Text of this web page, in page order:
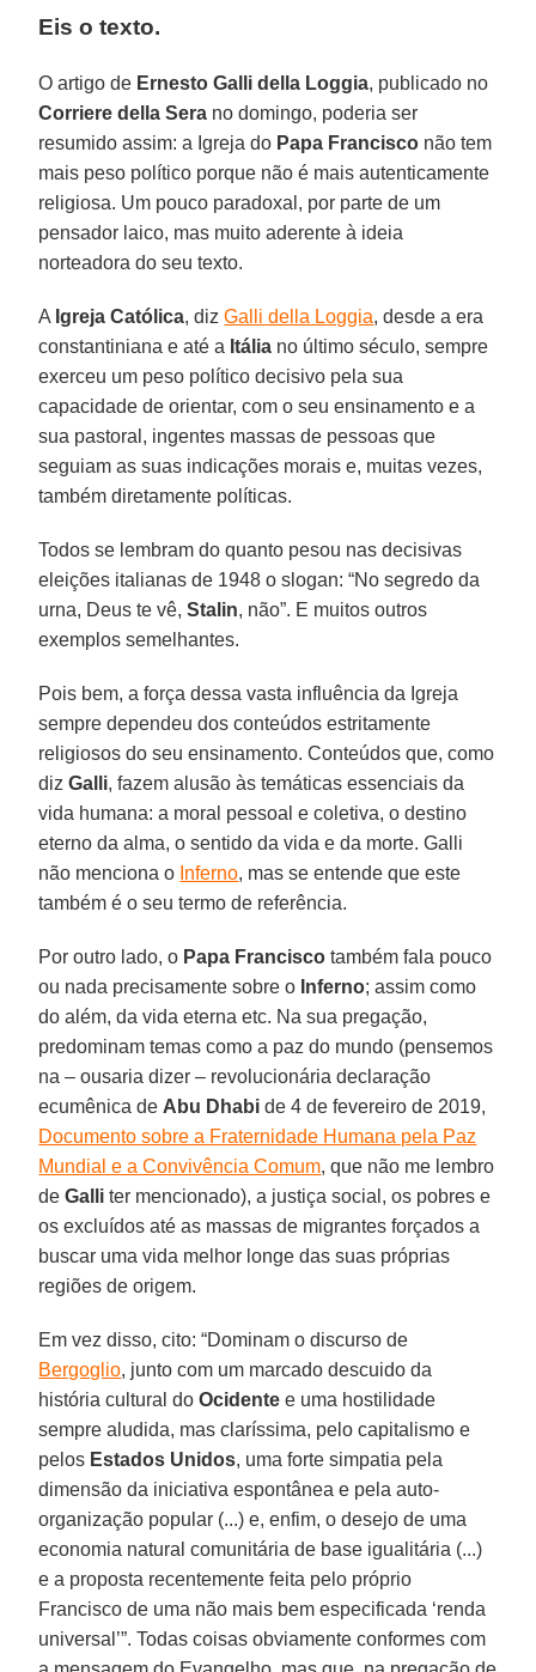
Eis o texto.
O artigo de Ernesto Galli della Loggia, publicado no
Corriere della Sera no domingo, poderia ser
resumido assim: a Igreja do Papa Francisco não tem
mais peso político porque não é mais autenticamente
religiosa. Um pouco paradoxal, por parte de um
pensador laico, mas muito aderente à ideia
norteadora do seu texto.
A Igreja Católica, dizGalli della Loggia, desde a era
constantiniana e até a Itália no último século, sempre
exerceu um peso político decisivo pela sua
capacidade de orientar, com o seu ensinamento e a
sua pastoral, ingentes massas de pessoas que
seguiam as suas indicações morais e, muitas vezes,
também diretamente políticas.
Todos se lembram do quanto pesou nas decisivas
eleições italianas de 1948 o slogan: “No segredo da
urna, Deus te vê,Stalin, não”. E muitos outros
exemplos semelhantes.
Pois bem, a força dessa vasta influência da Igreja
sempre dependeu dos conteúdos estritamente
religiosos do seu ensinamento. Conteúdos que, como
dizGalli, fazem alusão às temáticas essenciais da
vida humana: a moral pessoal e coletiva, o destino
eterno da alma, o sentido da vida e da morte. Galli
não menciona o Inferno, mas se entende que este
também é o seu termo de referência.
Por outro lado, o Papa Francisco também fala pouco
ou nada precisamente sobre o Inferno; assim como
do além, da vida eterna etc. Na sua pregação,
predominam temas como a paz do mundo (pensemos
na – ousaria dizer – revolucionária declaração
ecumênica de Abu Dhabi de 4 de fevereiro de 2019,
Documento sobre a Fraternidade Humana pela Paz
Mundial e a Convivência Comum, que não me lembro
deGalli ter mencionado), a justiça social, os pobres e
os excluídos até as massas de migrantes forçados a
buscar uma vida melhor longe das suas próprias
regiões de origem.
Em vez disso, cito: “Dominam o discurso de
Bergoglio, junto com um marcado descuido da
história cultural doOcidente e uma hostilidade
sempre aludida, mas claríssima, pelo capitalismo e
pelos Estados Unidos, uma forte simpatia pela
dimensão da iniciativa espontânea e pela auto-
organização popular (...) e, enfim, o desejo de uma
economia natural comunitária de base igualitária (...)
e a proposta recentemente feita pelo próprio
Francisco de uma não mais bem especificada ‘renda
universal’”. Todas coisas obviamente conformes com